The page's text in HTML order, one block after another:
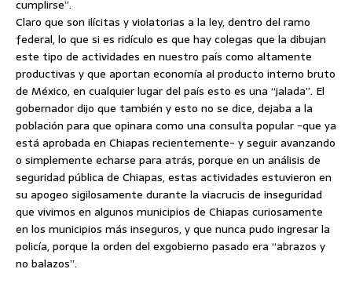
cumplirse”.
Claro que son ilícitas y violatorias a la ley, dentro del ramo
federal, lo que si es ridículo es que hay colegas que la dibujan
este tipo de actividades en nuestro país como altamente
productivas y que aportan economía al producto interno bruto
de México, en cualquier lugar del país esto es una “jalada”. El
gobernador dijo que también y esto no se dice, dejaba a la
población para que opinara como una consulta popular -que ya
está aprobada en Chiapas recientemente- y seguir avanzando
o simplemente echarse para atrás, porque en un análisis de
seguridad pública de Chiapas, estas actividades estuvieron en
su apogeo sigilosamente durante la viacrucis de inseguridad
que vivimos en algunos municipios de Chiapas curiosamente
en los municipios más inseguros, y que nunca pudo ingresar la
policía, porque la orden del exgobierno pasado era “abrazos y
no balazos”.